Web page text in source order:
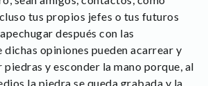
tus propios jefes o tus futuros
después con las
dichas opiniones pueden acarrear y
y esconder la mano porque, al
la piedra se queda grabada y la